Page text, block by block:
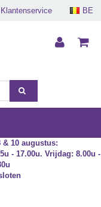
BE
Klantenservice
& 10 augustus:
- 17.00u. Vrijdag: 8.00u -